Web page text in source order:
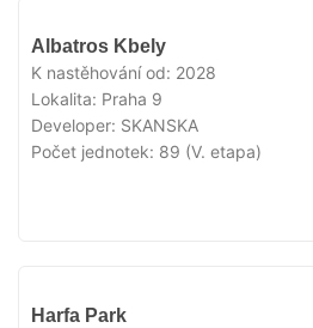
Albatros Kbely
K nastěhování od: 2028
Lokalita: Praha 9
Developer: SKANSKA
Počet jednotek: 89 (V. etapa)
Harfa Park